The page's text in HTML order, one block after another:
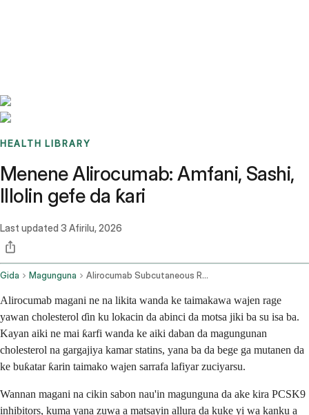
HEALTH LIBRARY
Menene Alirocumab: Amfani, Sashi,
Illolin gefe da ƙari
Last updated 3 Afirilu, 2026
Gida Magunguna Alirocumab Subcutaneous Route
Alirocumab magani ne na likita wanda ke taimakawa wajen rage
yawan cholesterol ɗin ku lokacin da abinci da motsa jiki ba su isa ba.
Kayan aiki ne mai ƙarfi wanda ke aiki daban da magungunan
cholesterol na gargajiya kamar statins, yana ba da bege ga mutanen da
ke buƙatar ƙarin taimako wajen sarrafa lafiyar zuciyarsu.
Wannan magani na cikin sabon nau'in magunguna da ake kira PCSK9
inhibitors, kuma yana zuwa a matsayin allura da kuke yi wa kanku a